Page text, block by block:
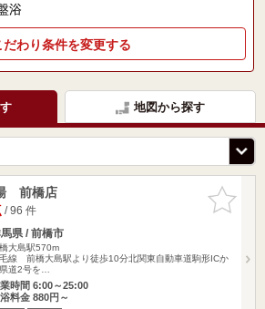
浴
だわり条件を変更する
地図から探す
お気に入
りに追加
前橋店
/ 96 件
県 / 前橋市
大島駅570m
線 前橋大島駅より徒歩10分北関東自動車道駒形ICか
道2号を…
時間 6:00～25:00
料金 880円～